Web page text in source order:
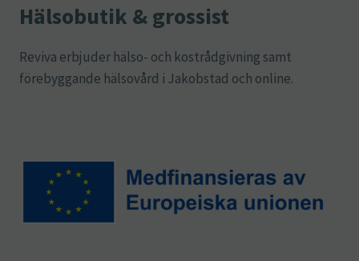
Hälsobutik & grossist
Reviva erbjuder hälso- och kostrådgivning samt
förebyggande hälsovård i Jakobstad och online.